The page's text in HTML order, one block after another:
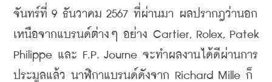
จันทร์ที่ 9 ธันวาคม 2567 ที่ผ่านมา ผลปรากฎว่านอก
เหนือจากแบรนด์ต่างๆ อย่าง Cartier, Rolex, Patek
Philippe และ F.P. Journe จะทำผลงานได้ดีผ่านการ
ประมูลแล้ว นาฬิกาแบรนด์ดังจาก Richard Mille ก็